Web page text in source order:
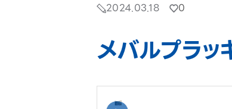
2024.03.18 0
メバルプラ